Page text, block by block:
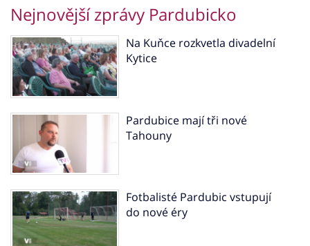
Nejnovější zprávy Pardubicko
Na Kuňce rozkvetla divadelní
Kytice
Pardubice mají tři nové
Tahouny
Fotbalisté Pardubic vstupují
do nové éry